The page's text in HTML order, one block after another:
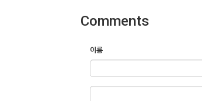
Comments
이름